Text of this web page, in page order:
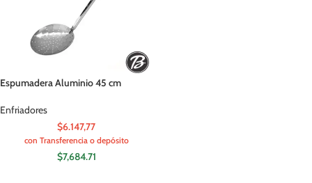
Espumadera Aluminio 45 cm
Enfriadores
$6.147,77
con Transferencia o depósito
$7,684.71